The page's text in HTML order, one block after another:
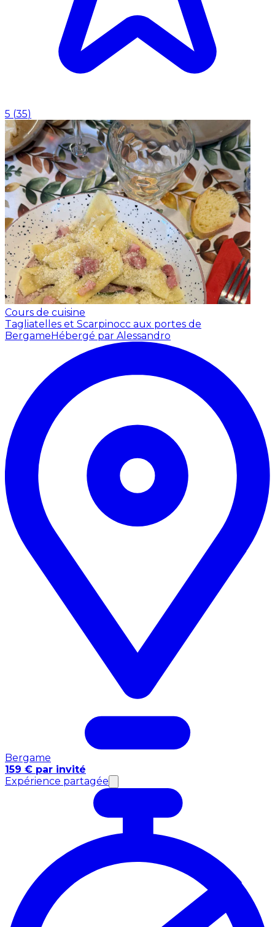
5 (35)
Cours de cuisine
Tagliatelles et Scarpinocc aux portes de
BergameHébergé par Alessandro
Bergame
159 € par invité
Expérience partagée